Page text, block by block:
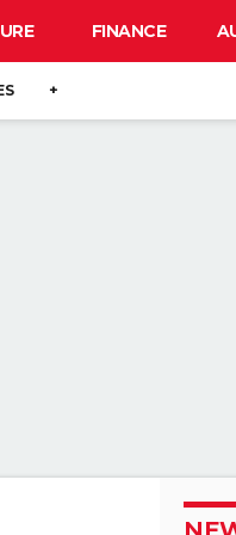
FINANCE
+